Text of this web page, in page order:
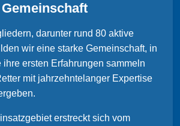
darunter rund 80 aktive
wir eine starke Gemeinschaft, in
ersten Erfahrungen sammeln
mit jahrzehntelanger Expertise
erstreckt sich vom